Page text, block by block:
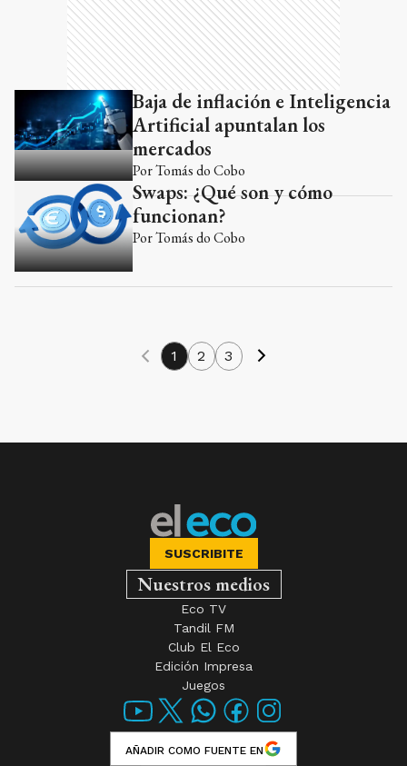
Baja de inflación e Inteligencia
Artificial apuntalan los
mercados
PorTomás do Cobo
Swaps: ¿Qué son y cómo
funcionan?
PorTomás do Cobo
1 2 3
SUSCRIBITE
Nuestros medios
Eco TV
Tandil FM
Club El Eco
Edición Impresa
Juegos
AÑADIR COMO FUENTE EN